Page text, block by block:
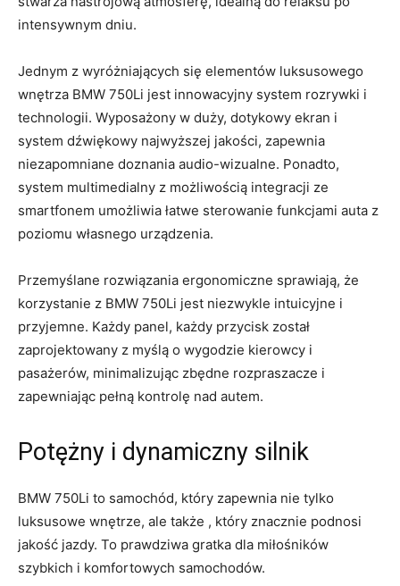
intensywnym ‍dniu.
Jednym z wyróżniających się ⁣elementów ⁢luksusowego ​
wnętrza BMW 750Li⁣ jest ⁣innowacyjny ‌system rozrywki i
technologii. ⁢Wyposażony w duży, dotykowy ekran ‍i
system dźwiękowy najwyższej⁣ jakości,‍ zapewnia ​
niezapomniane doznania audio-wizualne. Ponadto,
system multimedialny ⁣z możliwością⁢ integracji ze
‌smartfonem umożliwia łatwe sterowanie funkcjami auta​ z
‌poziomu własnego urządzenia.
Przemyślane ‍rozwiązania ergonomiczne sprawiają,⁢ że
korzystanie‌ z BMW 750Li ⁣jest niezwykle⁢ intuicyjne i
przyjemne. ⁢Każdy ⁣panel, każdy przycisk​ został
zaprojektowany z myślą o ⁤wygodzie kierowcy i
pasażerów, minimalizując zbędne rozpraszacze i
zapewniając pełną ​kontrolę nad autem.
Potężny⁣ i dynamiczny silnik
BMW 750Li to samochód, który ​zapewnia nie tylko
luksusowe⁢ wnętrze, ale także , ‍który znacznie podnosi
jakość‌ jazdy. To​ prawdziwa gratka dla miłośników
szybkich i⁢ komfortowych samochodów.